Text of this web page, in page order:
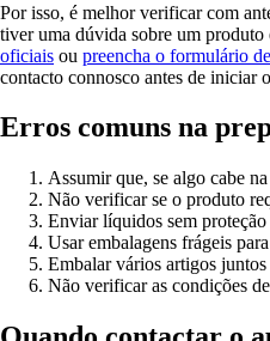
Por isso, é melhor verificar com
tiver uma dúvida sobre um produto
oficiais ou preencha o formulário
contacto connosco antes de iniciar
Erros comuns na
Assumir que, se algo cabe
Não verificar se o produto
Enviar líquidos sem proteção
Usar embalagens frágeis
Embalar vários artigos
Não verificar as condições